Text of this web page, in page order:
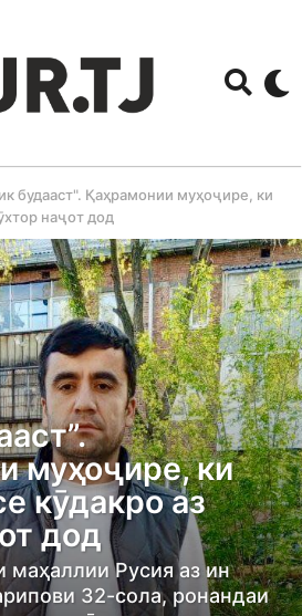
будааст". Қаҳрамонии муҳоҷире, ки
наҷот дод
муҳоҷире, ки
кӯдакро аз
дод
маҳаллии Русия аз ин
32-сола, ронандаи